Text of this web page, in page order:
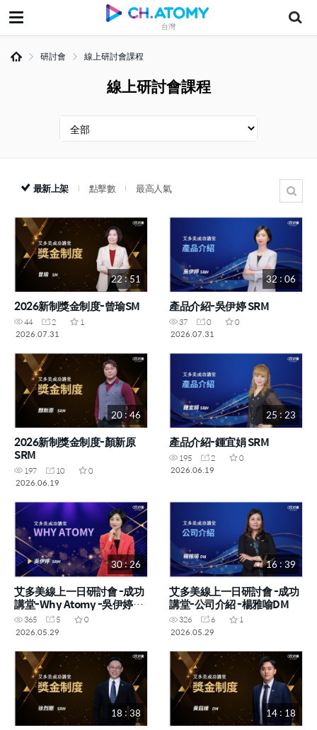
台灣
研討會 線上研討會課程
線上研討會課程
最新上架 點擊數 最高人氣
22 : 51
2026新制獎金制度-曾瑜SM
44 2
1
2026.07.31
32 : 06
產品介紹-吳伊婷 SRM
37 0
0
2026.07.31
20 : 46
2026新制獎金制度-顏新原
SRM
197 10
0
2026.06.19
25 : 23
產品介紹-鍾宜娟 SRM
195 2
0
2026.06.19
30 : 26
艾多美線上一日研討會 -成功
講堂-Why Atomy -吳伊婷
SRM
365 5
0
2026.05.29
16 : 39
艾多美線上一日研討會 -成功
講堂-公司介紹 -楊雅喻DM
326 6
1
2026.05.29
18 : 38 14 : 18